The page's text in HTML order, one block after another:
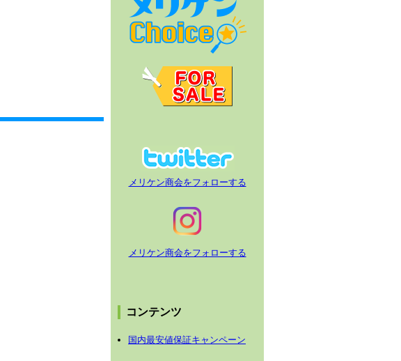
メリケン商会をフォローする
メリケン商会をフォローする
コンテンツ
国内最安値保証キャンペーン